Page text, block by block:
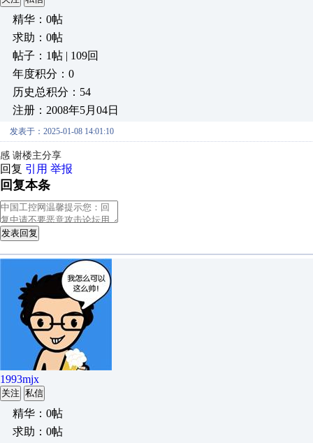
精华：0帖
求助：0帖
帖子：1帖 | 109回
年度积分：0
历史总积分：54
注册：2008年5月04日
发表于：2025-01-08 14:01:10
感 谢楼主分享
回复 引用 举报
回复本条
发表回复
1993mjx
关注 私信
精华：0帖
求助：0帖